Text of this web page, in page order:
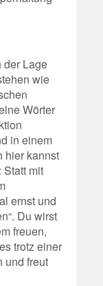
Lage
wie
Wörter
in einem
hier kannst
mit
ernst und
Du wirst
freuen,
trotz einer
und freut